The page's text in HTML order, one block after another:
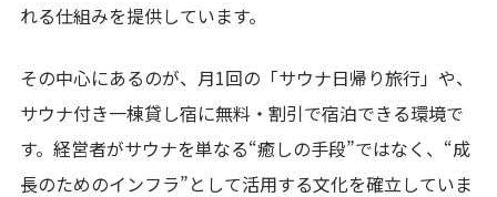
れる仕組みを提供しています。
その中心にあるのが、月1回の「サウナ日帰り旅行」や、
サウナ付き一棟貸し宿に無料・割引で宿泊できる環境で
す。経営者がサウナを単なる“癒しの手段”ではなく、“成
長のためのインフラ”として活用する文化を確立していま